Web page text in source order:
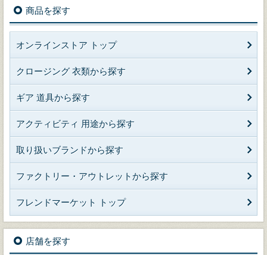
商品を探す
オンラインストア トップ
クロージング 衣類から探す
ギア 道具から探す
アクティビティ 用途から探す
取り扱いブランドから探す
ファクトリー・アウトレットから探す
フレンドマーケット トップ
店舗を探す